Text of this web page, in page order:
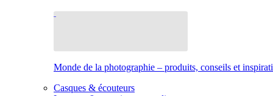
Monde de la photographie – produits, conseils et
Casques & écouteurs